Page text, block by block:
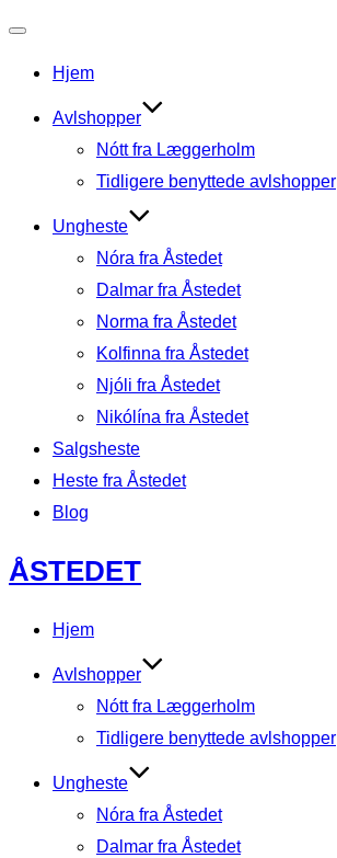
navigation
til/fra
Hjem
Avlshopper
Nótt fra Læggerholm
Tidligere benyttede avlshopper
Ungheste
Nóra fra Åstedet
Dalmar fra Åstedet
Norma fra Åstedet
Kolfinna fra Åstedet
Njóli fra Åstedet
Nikólína fra Åstedet
Salgsheste
Heste fra Åstedet
Blog
Videre
til
indhold
ÅSTEDET
Hjem
Avlshopper
Nótt fra Læggerholm
Tidligere benyttede avlshopper
Ungheste
Nóra fra Åstedet
Dalmar fra Åstedet